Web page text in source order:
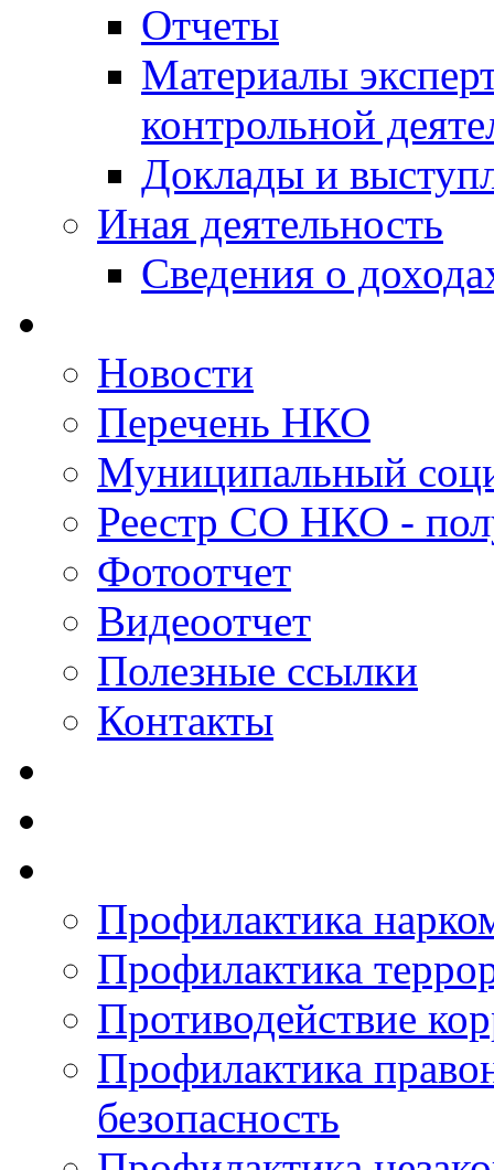
Отчеты
Материалы
контрольной
Доклады и
Иная деятельность
Сведения о
Новости
Перечень НКО
Муниципальный
Реестр СО НКО -
Фотоотчет
Видеоотчет
Полезные ссылки
Контакты
Профилактика
Профилактика
Противодействие
Профилактика
безопасность